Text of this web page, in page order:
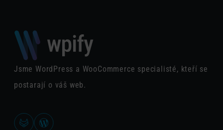
Jsme WordPress a WooCommerce specialisté, kteří se
postarají o váš web.